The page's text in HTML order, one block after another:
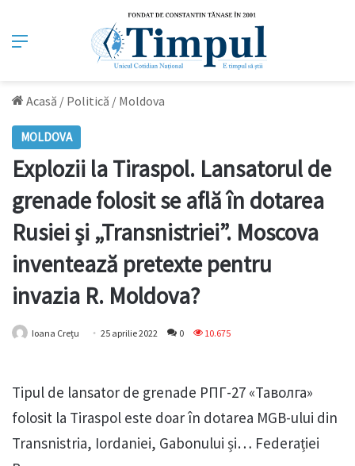
Meniu
Acasă / Politică / Moldova
MOLDOVA
Explozii la Tiraspol. Lansatorul de
grenade folosit se află în dotarea
Rusiei și „Transnistriei”. Moscova
inventează pretexte pentru
invazia R. Moldova?
Ioana Crețu 25 aprilie 2022 0 10.675
Tipul de lansator de grenade РПГ-27 «Таволга»
folosit la Tiraspol este doar în dotarea MGB-ului din
Transnistria, Iordaniei, Gabonului și… Federației